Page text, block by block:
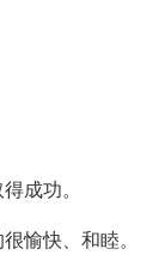
成功。
愉快、和睦。